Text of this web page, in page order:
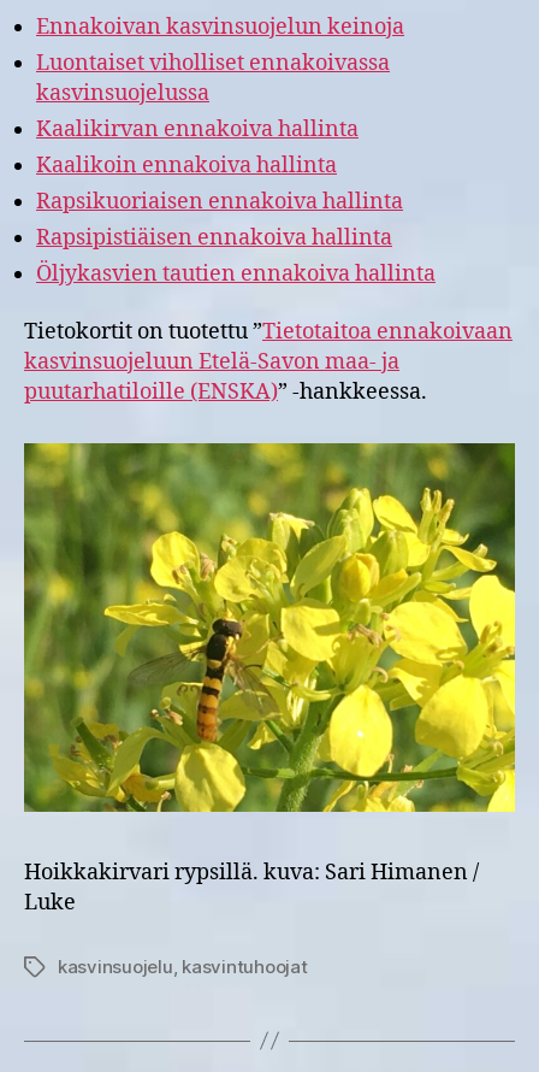
Ennakoivan kasvinsuojelun keinoja
Luontaiset viholliset ennakoivassa
kasvinsuojelussa
Kaalikirvan ennakoiva hallinta
Kaalikoin ennakoiva hallinta
Rapsikuoriaisen ennakoiva hallinta
Rapsipistiäisen ennakoiva hallinta
Öljykasvien tautien ennakoiva hallinta
Tietokortit on tuotettu ”Tietotaitoa ennakoivaan
kasvinsuojeluun Etelä-Savon maa- ja
puutarhatiloille (ENSKA)” -hankkeessa.
Hoikkakirvari rypsillä. kuva: Sari Himanen /
Luke
Avainsanat
kasvinsuojelu kasvintuhoojat